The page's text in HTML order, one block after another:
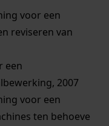
voor een
reviseren van
een
2007
voor een
ten behoeve